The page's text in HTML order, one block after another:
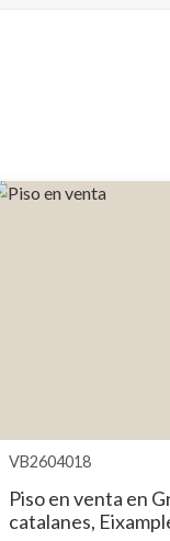
VB2604018
Piso en venta en
catalanes,